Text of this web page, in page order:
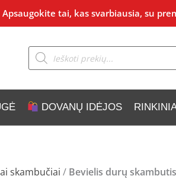
Apsaugokite tai, kas svarbiausia, su
Products
search
DOVANŲ IDĖJOS
skambučiai / Bevielis durų